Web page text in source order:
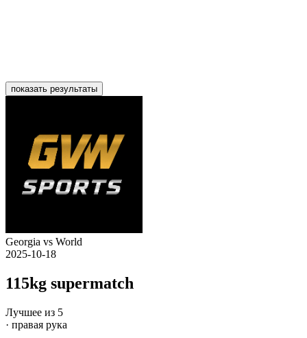
показать результаты
Georgia vs World
2025-10-18
115kg supermatch
Лучшее из 5
· правая рука